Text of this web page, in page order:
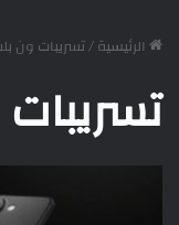
الرئيسية/تسريبات ون